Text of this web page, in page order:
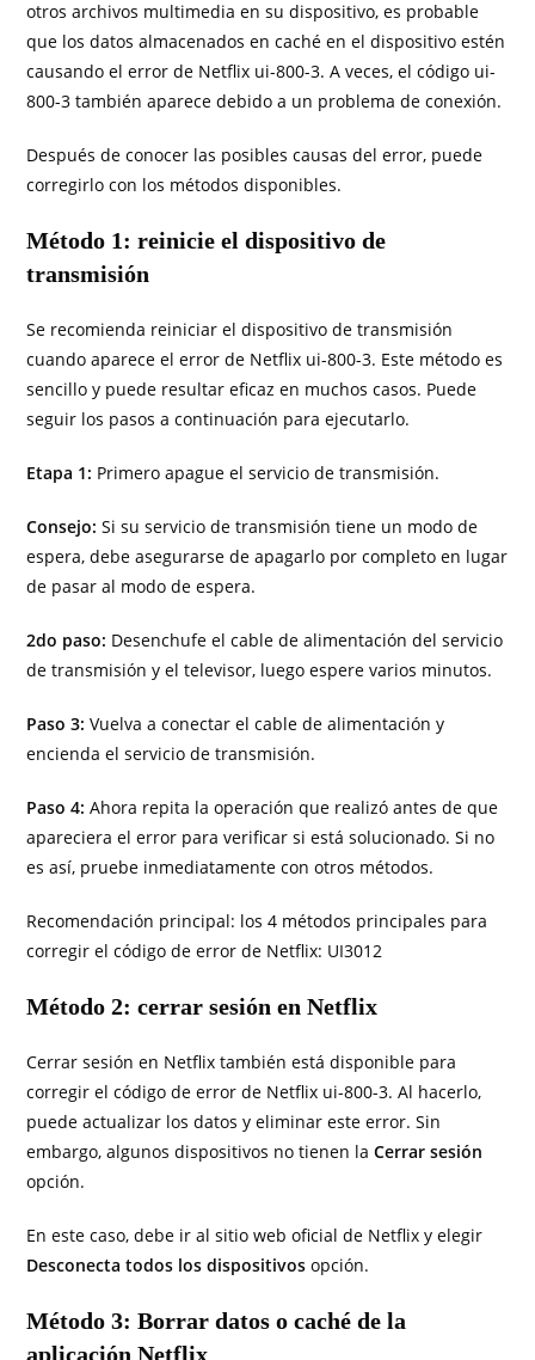
otros archivos multimedia en su dispositivo, es probable
que los datos almacenados en caché en el dispositivo estén
causando el error de Netflix ui-800-3. A veces, el código ui-
800-3 también aparece debido a un problema de conexión.
Después de conocer las posibles causas del error, puede
corregirlo con los métodos disponibles.
Método 1: reinicie el dispositivo de
transmisión
Se recomienda reiniciar el dispositivo de transmisión
cuando aparece el error de Netflix ui-800-3. Este método es
sencillo y puede resultar eficaz en muchos casos. Puede
seguir los pasos a continuación para ejecutarlo.
Etapa 1: Primero apague el servicio de transmisión.
Consejo: Si su servicio de transmisión tiene un modo de
espera, debe asegurarse de apagarlo por completo en lugar
de pasar al modo de espera.
2do paso: Desenchufe el cable de alimentación del servicio
de transmisión y el televisor, luego espere varios minutos.
Paso 3: Vuelva a conectar el cable de alimentación y
encienda el servicio de transmisión.
Paso 4: Ahora repita la operación que realizó antes de que
apareciera el error para verificar si está solucionado. Si no
es así, pruebe inmediatamente con otros métodos.
Recomendación principal: los 4 métodos principales para
corregir el código de error de Netflix: UI3012
Método 2: cerrar sesión en Netflix
Cerrar sesión en Netflix también está disponible para
corregir el código de error de Netflix ui-800-3. Al hacerlo,
puede actualizar los datos y eliminar este error. Sin
embargo, algunos dispositivos no tienen laCerrar sesión
opción.
En este caso, debe ir al sitio web oficial de Netflix y elegir
Desconecta todos los dispositivos opción.
Método 3: Borrar datos o caché de la
aplicación Netflix